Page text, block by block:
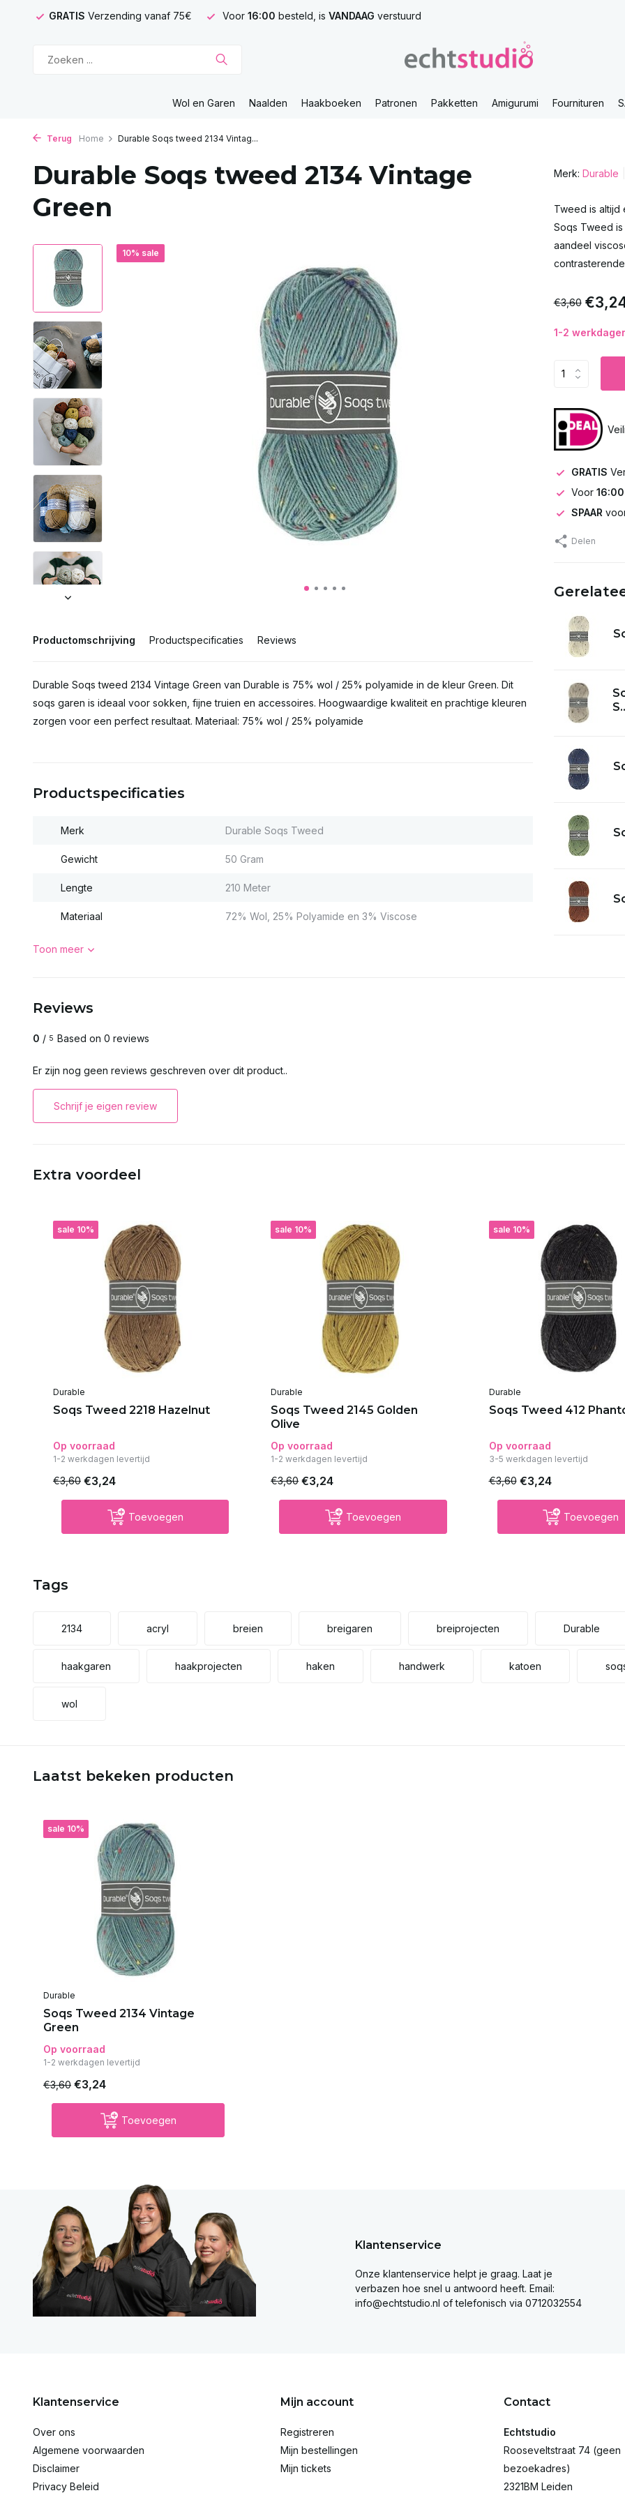
GRATIS Verzending vanaf 75€ Voor 16:00 besteld, is VANDAAG verstuurd
Wol en Garen Naalden Haakboeken Patronen Pakketten Amigurumi Fournituren
Terug Home Durable Soqs tweed 2134 Vintag...
Durable Soqs tweed 2134 Vintage
Green
10% sale
Productomschrijving Productspecificaties Reviews
Durable Soqs tweed 2134 Vintage Green van Durable is 75% wol / 25% polyamide in de kleur Green. Dit
soqs garen is ideaal voor sokken, fijne truien en accessoires. Hoogwaardige kwaliteit en prachtige kleuren
zorgen voor een perfect resultaat. Materiaal: 75% wol / 25% polyamide
Productspecificaties
Merk Durable Soqs Tweed
Gewicht 50 Gram
Lengte 210 Meter
Materiaal 72% Wol, 25% Polyamide en 3% Viscose
Toon meer
Merk: Durable
Tweed is
Soqs Tweed
aandeel
€3,60
1-2
GRATIS
Voor 16:00
SPAAR
Delen
Reviews
0 / 5 Based on 0 reviews
Er zijn nog geen reviews geschreven over dit product..
Schrijf je eigen review
Extra voordeel
sale 10%
Durable
Soqs Tweed 2218 Hazelnut
Op voorraad
1-2 werkdagen levertijd
€3,60 €3,24
Toevoegen
sale 10%
Durable
Soqs Tweed 2145 Golden
Olive
Op voorraad
1-2 werkdagen levertijd
€3,60 €3,24
Toevoegen
sale 10%
Durable
Soqs Tweed 412
Op voorraad
3-5 werkdagen levertijd
€3,60 €3,24
Toevoegen
Tags
2134 acryl breien breigaren breiprojecten Durable
haakgaren haakprojecten haken handwerk katoen
wol
Laatst bekeken producten
sale 10%
Durable
Soqs Tweed 2134 Vintage
Green
Op voorraad
1-2 werkdagen levertijd
€3,60 €3,24
Toevoegen
Klantenservice
Onze klantenservice helpt je graag. Laat je
verbazen hoe snel u antwoord heeft. Email:
info@echtstudio.nl of telefonisch via 0712032554
Klantenservice
Over ons
Algemene voorwaarden
Disclaimer
Privacy Beleid
Mijn account
Registreren
Mijn bestellingen
Mijn tickets
Contact
Echtstudio
Rooseveltstraat 74 (geen
bezoekadres)
2321BM Leiden